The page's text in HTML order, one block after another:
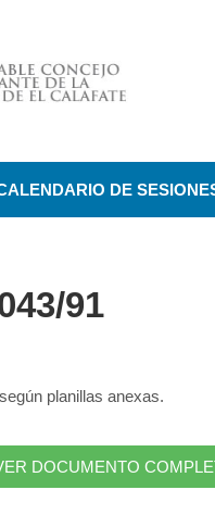
El
DE
91
planillas anexas.
DOCUMENTO